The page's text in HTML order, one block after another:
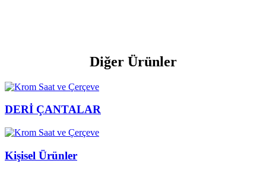
Diğer Ürünler
DERİ ÇANTALAR
Kişisel Ürünler